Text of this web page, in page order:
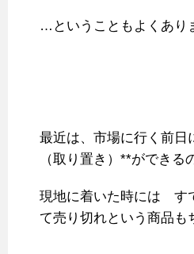
…ということもよくあり
最近は、市場に行く前日
（取り置き）**ができる
現地に着いた時には す
て売り切れという商品も